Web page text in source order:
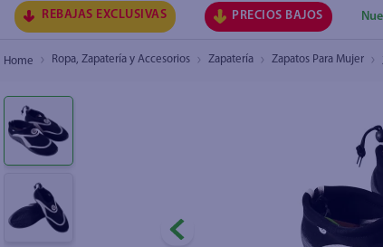
REBAJAS EXCLUSIVAS PRECIOS BAJOS
Ropa, Zapatería y Accesorios Zapatería Zapatos Para Mujer
2.
6.